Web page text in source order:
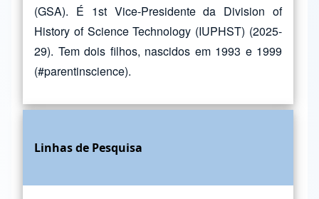
(GSA). É 1st Vice-Presidente da Division of
History of Science Technology (IUPHST) (2025-
29). Tem dois filhos, nascidos em 1993 e 1999
(#parentinscience).
Linhas de Pesquisa